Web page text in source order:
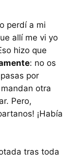
perdí a mi
allí me vi yo
hizo que
: no os
por
otra
Pero,
¡Había
tras toda